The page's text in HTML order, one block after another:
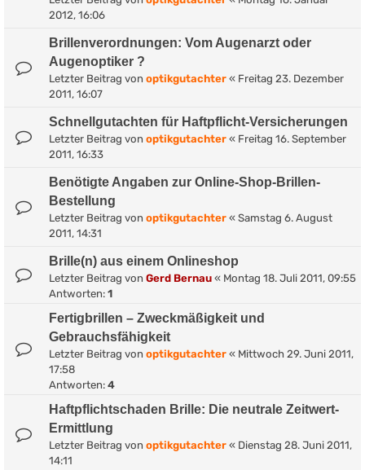
2012, 16:06
Brillenverordnungen: Vom Augenarzt oder
Augenoptiker ?
Letzter Beitrag von optikgutachter « Freitag 23. Dezember
2011, 16:07
Schnellgutachten für Haftpflicht-Versicherungen
Letzter Beitrag von optikgutachter « Freitag 16. September
2011, 16:33
Benötigte Angaben zur Online-Shop-Brillen-
Bestellung
Letzter Beitrag von optikgutachter « Samstag 6. August
2011, 14:31
Brille(n) aus einem Onlineshop
Letzter Beitrag von Gerd Bernau « Montag 18. Juli 2011, 09:55
Antworten: 1
Fertigbrillen – Zweckmäßigkeit und
Gebrauchsfähigkeit
Letzter Beitrag von optikgutachter « Mittwoch 29. Juni 2011,
17:58
Antworten: 4
Haftpflichtschaden Brille: Die neutrale Zeitwert-
Ermittlung
Letzter Beitrag von optikgutachter « Dienstag 28. Juni 2011,
14:11